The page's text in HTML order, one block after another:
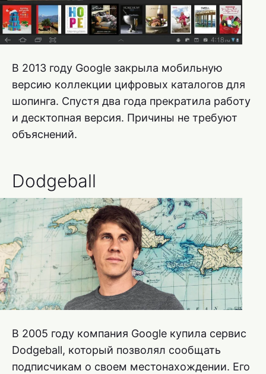
В 2013 году Google закрыла мобильную
версию коллекции цифровых каталогов для
шопинга. Спустя два года прекратила работу
и десктопная версия. Причины не требуют
объяснений.
Dodgeball
В 2005 году компания Google купила сервис
Dodgeball, который позволял сообщать
подписчикам о своем местонахождении. Его